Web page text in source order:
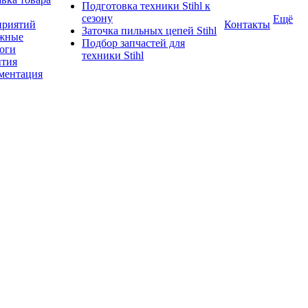
Подготовка техники Stihl к
сезону
Заточка пильных цепей Stihl
Подбор запчастей для
техники Stihl
Контакты Ещё